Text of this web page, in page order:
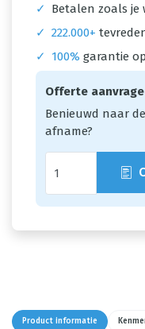
✓
Betalen zoals je
✓ 222.000+
✓
100% garantie
Offerte
Benieuwd naar
afname?
Product informatie